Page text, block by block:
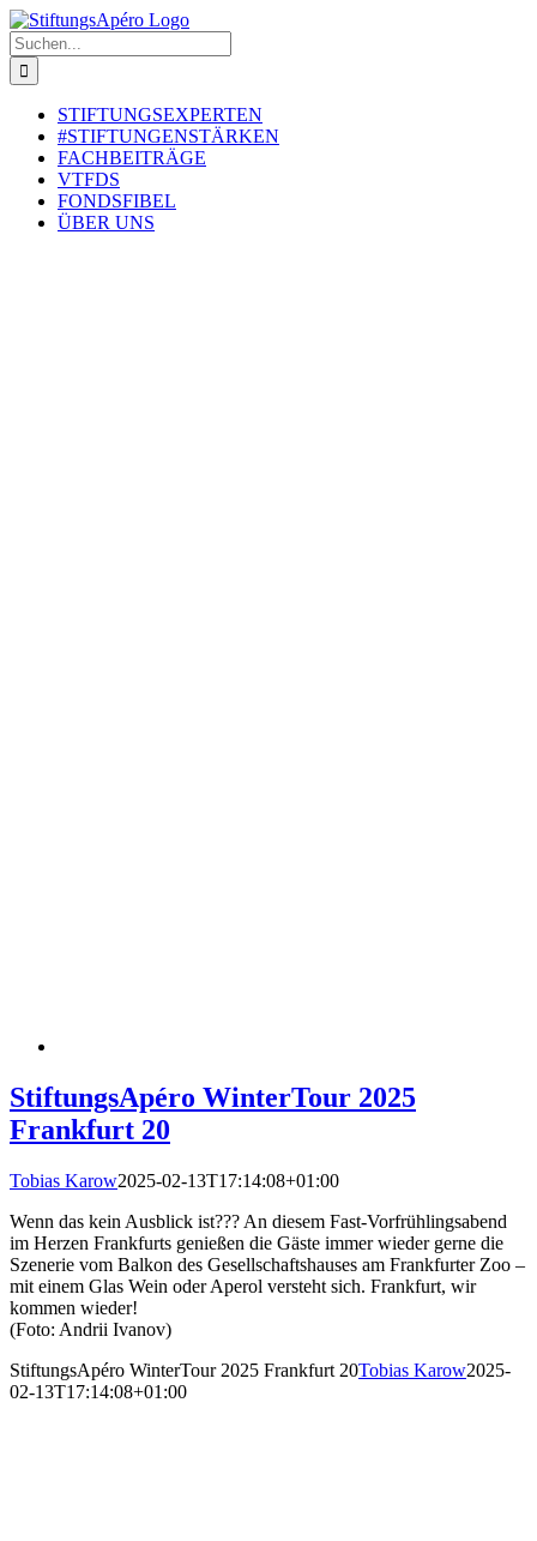
Zum
Inhalt
springen
Suche
nach:
STIFTUNGSEXPERTEN
#STIFTUNGENSTÄRKEN
FACHBEITRÄGE
VTFDS
FONDSFIBEL
ÜBER UNS
StiftungsApéro WinterTour 2025
Frankfurt 20
Tobias Karow2025-02-13T17:14:08+01:00
Wenn das kein Ausblick ist??? An diesem Fast-Vorfrühlingsabend
im Herzen Frankfurts genießen die Gäste immer wieder gerne die
Szenerie vom Balkon des Gesellschaftshauses am Frankfurter Zoo –
mit einem Glas Wein oder Aperol versteht sich. Frankfurt, wir
kommen wieder!
(Foto: Andrii Ivanov)
StiftungsApéro WinterTour 2025 Frankfurt 20Tobias Karow2025-
02-13T17:14:08+01:00